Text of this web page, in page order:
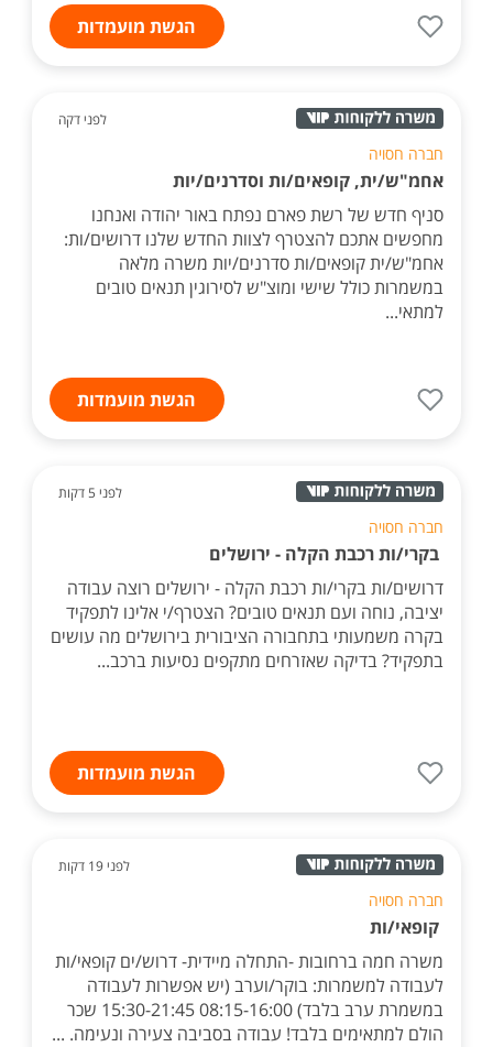
הגשת מועמדות
לפני דקה
חברה חסויה
אחמ"ש/ית, קופאים/ות וסדרנים/יות
סניף חדש של רשת פארם נפתח באור יהודה ואנחנו
מחפשים אתכם להצטרף לצוות החדש שלנו דרושים/ות:
אחמ"ש/ית קופאים/ות סדרנים/יות משרה מלאה
במשמרות כולל שישי ומוצ"ש לסירוגין תנאים טובים
למתאי...
הגשת מועמדות
לפני 5 דקות
חברה חסויה
בקרי/ות רכבת הקלה - ירושלים
דרושים/ות בקרי/ות רכבת הקלה - ירושלים רוצה עבודה
יציבה, נוחה ועם תנאים טובים? הצטרף/י אלינו לתפקיד
בקרה משמעותי בתחבורה הציבורית בירושלים מה עושים
בתפקיד? בדיקה שאזרחים מתקפים נסיעות ברכב...
הגשת מועמדות
לפני 19 דקות
חברה חסויה
קופאי/ות
משרה חמה ברחובות -התחלה מיידית- דרוש/ים קופאי/ות
לעבודה למשמרות: בוקר/וערב (יש אפשרות לעבודה
במשמרת ערב בלבד) 08:15-16:00 15:30-21:45 שכר
הולם למתאימים בלבד! עבודה בסביבה צעירה ונעימה. ...